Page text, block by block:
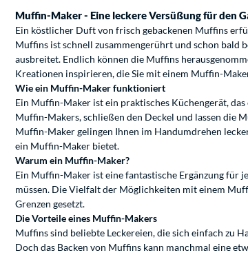
Muffin-Maker - Eine leckere Versüßung für den
Ein köstlicher Duft von frisch gebackenen Muffins
Muffins ist schnell zusammengerührt und schon
ausbreitet. Endlich können die Muffins
Kreationen inspirieren, die Sie mit einem Muffin-
Wie ein Muffin-Maker funktioniert
Ein Muffin-Maker ist ein praktisches Küchengerät,
Muffin-Makers, schließen den Deckel und lassen die
Muffin-Maker gelingen Ihnen im Handumdrehen
ein Muffin-Maker bietet.
Warum ein Muffin-Maker?
Ein Muffin-Maker ist eine fantastische Ergänzung für
müssen. Die Vielfalt der Möglichkeiten mit einem
Grenzen gesetzt.
Die Vorteile eines Muffin-Makers
Muffins sind beliebte Leckereien, die sich einfach zu
Doch das Backen von Muffins kann manchmal eine